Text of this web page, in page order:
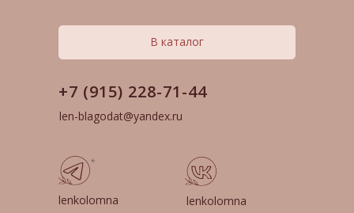
В каталог
len-blagodat@yandex.ru
+7 (915) 228-71-44
lenkolomna
lenkolomna
*